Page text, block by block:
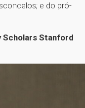
e do pró-
Scholars Stanford